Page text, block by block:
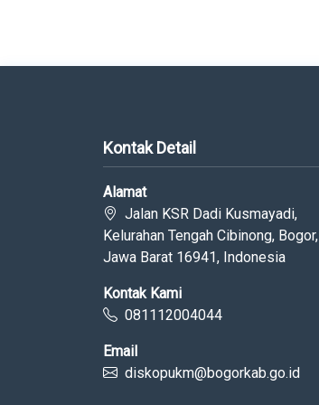
Kontak Detail
Alamat
Jalan KSR Dadi Kusmayadi,
Kelurahan Tengah Cibinong, Bogor,
Jawa Barat 16941, Indonesia
Kontak Kami
081112004044
Email
diskopukm@bogorkab.go.id